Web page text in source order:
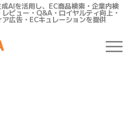
AIを活用し、EC商品検索・企業内検
ビュー・Q&A・ロイヤルティ向上・
ア広告・ECキュレーションを提供